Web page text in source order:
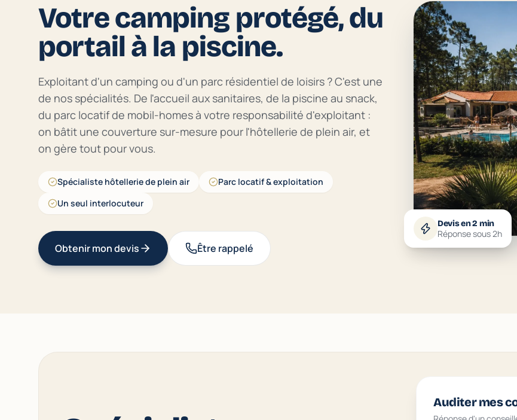
Votre camping protégé, du
portail à la piscine.
Exploitant d'un camping ou d'un parc résidentiel de loisirs ? C'est une
de nos spécialités. De l'accueil aux sanitaires, de la piscine au snack,
du parc locatif de mobil-homes à votre responsabilité d'exploitant :
on bâtit une couverture sur-mesure pour l'hôtellerie de plein air, et
on gère tout pour vous.
Spécialiste hôtellerie de plein air
Parc locatif & exploitation
Un seul interlocuteur
Obtenir mon devis Être rappelé
Devis en 2 min
Réponse sous 2h
Auditer mes